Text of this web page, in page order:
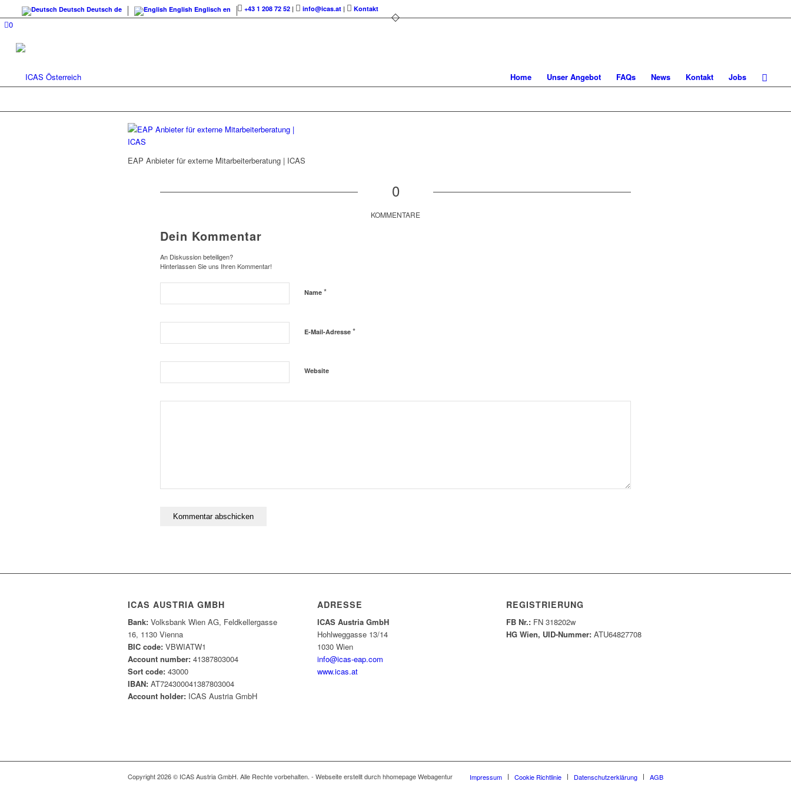
Deutsch Deutsch de English Englisch en +43 1 208 72 52| info@icas.at| Kontakt
0
Home Unser Angebot FAQs News Kontakt Jobs
EAP Anbieter für externe Mitarbeiterberatung | ICAS
0
KOMMENTARE
Dein Kommentar
An Diskussion beteiligen?
Hinterlassen Sie uns Ihren Kommentar!
Name *
E-Mail-Adresse *
Website
ICAS AUSTRIA GMBH
Bank: Volksbank Wien AG, Feldkellergasse
16, 1130 Vienna
BIC code: VBWIATW1
Account number: 41387803004
Sort code: 43000
IBAN: AT724300041387803004
Account holder: ICAS Austria GmbH
ADRESSE
ICAS Austria GmbH
Hohlweggasse 13/14
1030 Wien
info@icas-eap.com
www.icas.at
REGISTRIERUNG
FB Nr.: FN 318202w
HG Wien, UID-Nummer: ATU64827708
Copyright 2026 © ICAS Austria GmbH. Alle Rechte vorbehalten. - Webseite erstellt durch hhomepage Webagentur Impressum Cookie Richtlinie Datenschutzerklärung AGB